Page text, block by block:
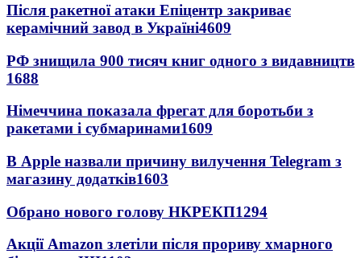
Після ракетної атаки Епіцентр закриває
керамічний завод в Україні4609
РФ знищила 900 тисяч книг одного з видавництв
1688
Німеччина показала фрегат для боротьби з
ракетами і субмаринами1609
В Apple назвали причину вилучення Telegram з
магазину додатків1603
Обрано нового голову НКРЕКП1294
Акції Amazon злетіли після прориву хмарного